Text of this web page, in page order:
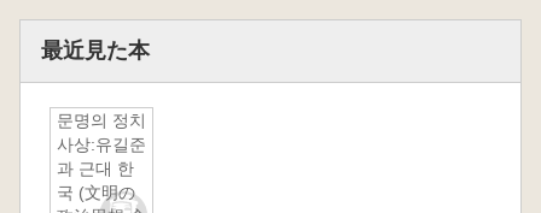
最近見た本
문명의 정치
사상:유길준
과 근대 한
국 (文明の